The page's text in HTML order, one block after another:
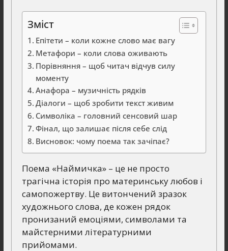
Зміст
Епітети – коли кожне слово має вагу
Метафори – коли слова оживають
Порівняння – щоб читач відчув силу
моменту
Анафора – музичність рядків
Діалоги – щоб зробити текст живим
Символіка – головний сенсовий шар
Фінал, що залишає після себе слід
Висновок: чому поема так зачіпає?
Поема «Наймичка» – це не просто
трагічна історія про материнську любов і
самопожертву. Це витончений зразок
художнього слова, де кожен рядок
пронизаний емоціями, символами та
майстерними літературними
прийомами.